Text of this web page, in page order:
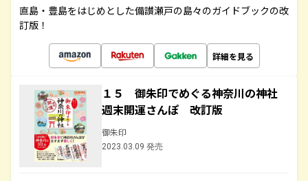
直島・豊島をはじめとした備讃瀬戸の島々のガイドブックの改
訂版！
詳細を見る
１５ 御朱印でめぐる神奈川の神社
週末開運さんぽ 改訂版
御朱印
2023.03.09 発売